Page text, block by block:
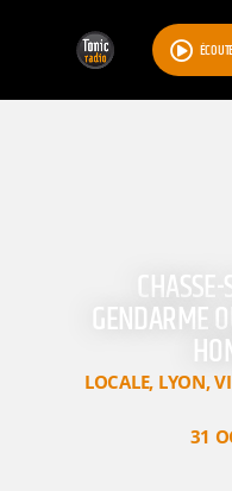
GENDARME
LOCALE, LYON,
31